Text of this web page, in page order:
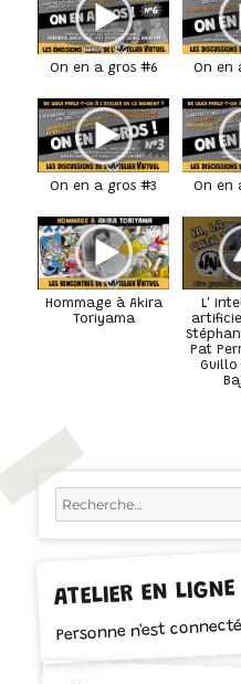
On en a gros #6 On en
On en a gros #3 On en
Hommage à Akira
Toriyama
L'
Pat
Guillo
Recherche
ATELIER EN LIGNE
Personne n'est